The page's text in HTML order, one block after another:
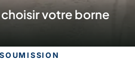
des projets